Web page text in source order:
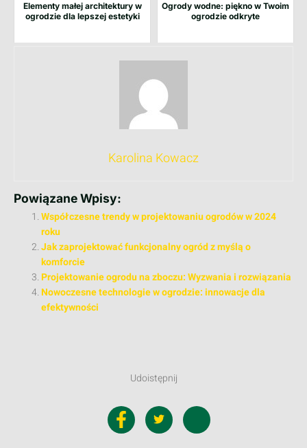
Elementy małej architektury w
ogrodzie dla lepszej estetyki
Ogrody wodne: piękno w Twoim
ogrodzie odkryte
Karolina Kowacz
Powiązane Wpisy:
Współczesne trendy w projektowaniu ogrodów w 2024
roku
Jak zaprojektować funkcjonalny ogród z myślą o
komforcie
Projektowanie ogrodu na zboczu: Wyzwania i rozwiązania
Nowoczesne technologie w ogrodzie: innowacje dla
efektywności
Udoistępnij